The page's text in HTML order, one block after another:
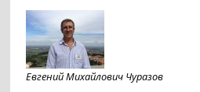
Евгений Михайлович Чуразов